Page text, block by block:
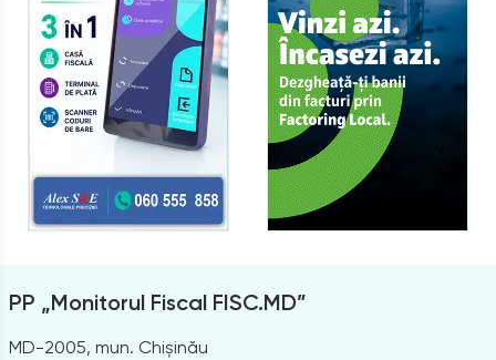
PP „Monitorul Fiscal FISC.MD”
MD-2005, mun. Chișinău